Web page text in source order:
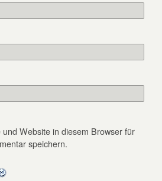
Website in diesem Browser für
speichern.